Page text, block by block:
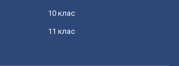
10 клас
11 клас